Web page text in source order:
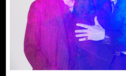
Biography
Diary
Goods